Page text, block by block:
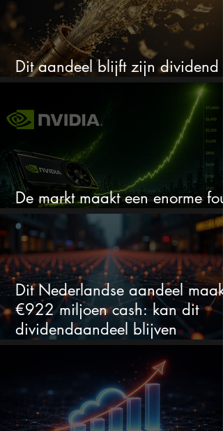
Dit aandeel blijft zijn dividend
verhogen, wat er ook gebeurt
De markt maakt een enorme fout
Dit Nederlandse aandeel maakt
€922 miljoen cash: kan dit
dividendaandeel blijven
verhogen?